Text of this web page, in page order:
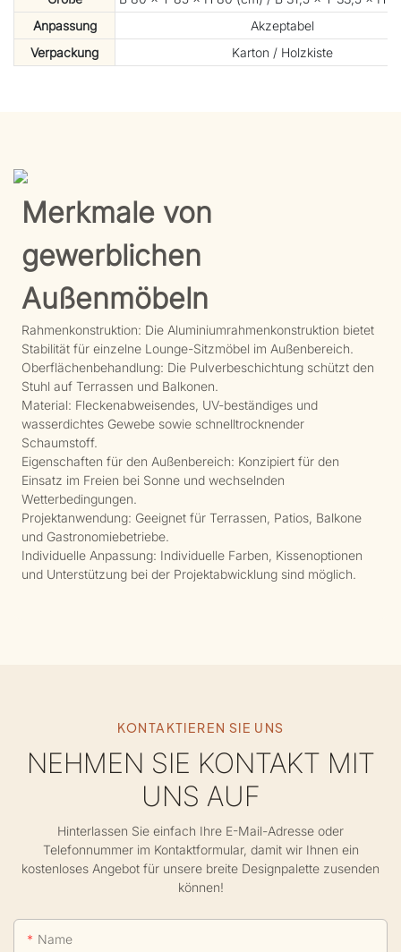
Anpassung
Akzeptabel
Verpackung
Karton / Holzkiste
Merkmale von
gewerblichen
Außenmöbeln
Rahmenkonstruktion: Die Aluminiumrahmenkonstruktion bietet
Stabilität für einzelne Lounge-Sitzmöbel im Außenbereich.
Oberflächenbehandlung: Die Pulverbeschichtung schützt den
Stuhl auf Terrassen und Balkonen.
Material: Fleckenabweisendes, UV-beständiges und
wasserdichtes Gewebe sowie schnelltrocknender
Schaumstoff.
Eigenschaften für den Außenbereich: Konzipiert für den
Einsatz im Freien bei Sonne und wechselnden
Wetterbedingungen.
Projektanwendung: Geeignet für Terrassen, Patios, Balkone
und Gastronomiebetriebe.
Individuelle Anpassung: Individuelle Farben, Kissenoptionen
und Unterstützung bei der Projektabwicklung sind möglich.
KONTAKTIEREN SIE UNS
NEHMEN SIE KONTAKT MIT
UNS AUF
Hinterlassen Sie einfach Ihre E-Mail-Adresse oder
Telefonnummer im Kontaktformular, damit wir Ihnen ein
kostenloses Angebot für unsere breite Designpalette zusenden
können!
Name